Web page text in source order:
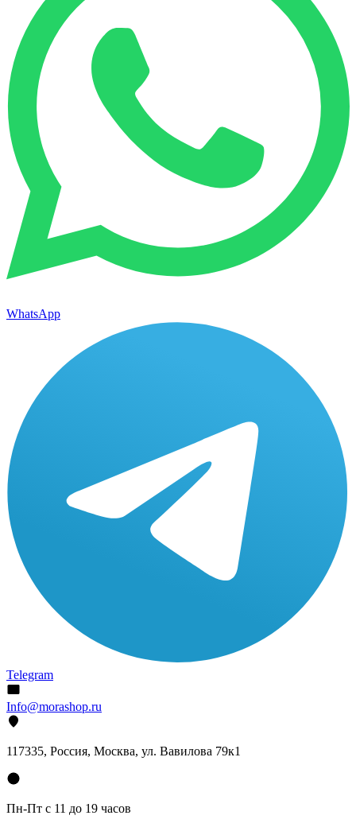
WhatsApp
Telegram
Info@morashop.ru
117335, Россия, Москва, ул. Вавилова 79к1
Пн-Пт с 11 до 19 часов